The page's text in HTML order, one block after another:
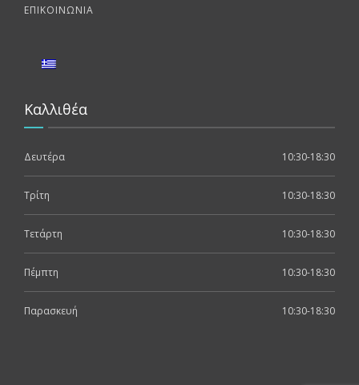
ΕΠΙΚΟΙΝΩΝΊΑ
Καλλιθέα
Δευτέρα 10:30-18:30
Τρίτη 10:30-18:30
Τετάρτη 10:30-18:30
Πέμπτη 10:30-18:30
Παρασκευή 10:30-18:30